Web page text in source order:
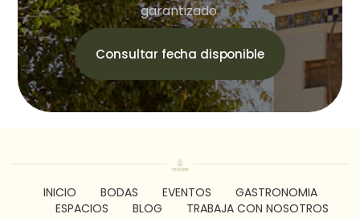
garantizado.
Consultar fecha disponible
INICIO BODAS EVENTOS
GASTRONOMIA
ESPACIOS
BLOG
TRABAJA CON NOSOTROS